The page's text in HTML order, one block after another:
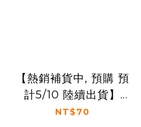
【熱銷補貨中, 預購 預
計5/10 陸續出貨】
【醇厚深沉】桶木窖
NT$70